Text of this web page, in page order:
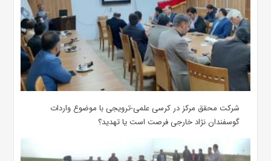
شرکت محقق مرکز در کرسی علمی-ترویجی با موضوع واردات
گوسفندان نژاد خارجی فرصت است یا تهدید؟